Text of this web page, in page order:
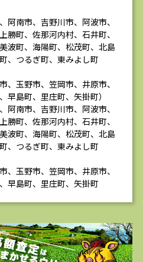
阿南市、吉野川市、阿波市、
勝町、佐那河内村、石井町、
波町、海陽町、松茂町、北島
、つるぎ町、東みよし町
、玉野市、笠岡市、井原市、
早島町、里庄町、矢掛町）
阿南市、吉野川市、阿波市、
勝町、佐那河内村、石井町、
波町、海陽町、松茂町、北島
、つるぎ町、東みよし町
、玉野市、笠岡市、井原市、
早島町、里庄町、矢掛町